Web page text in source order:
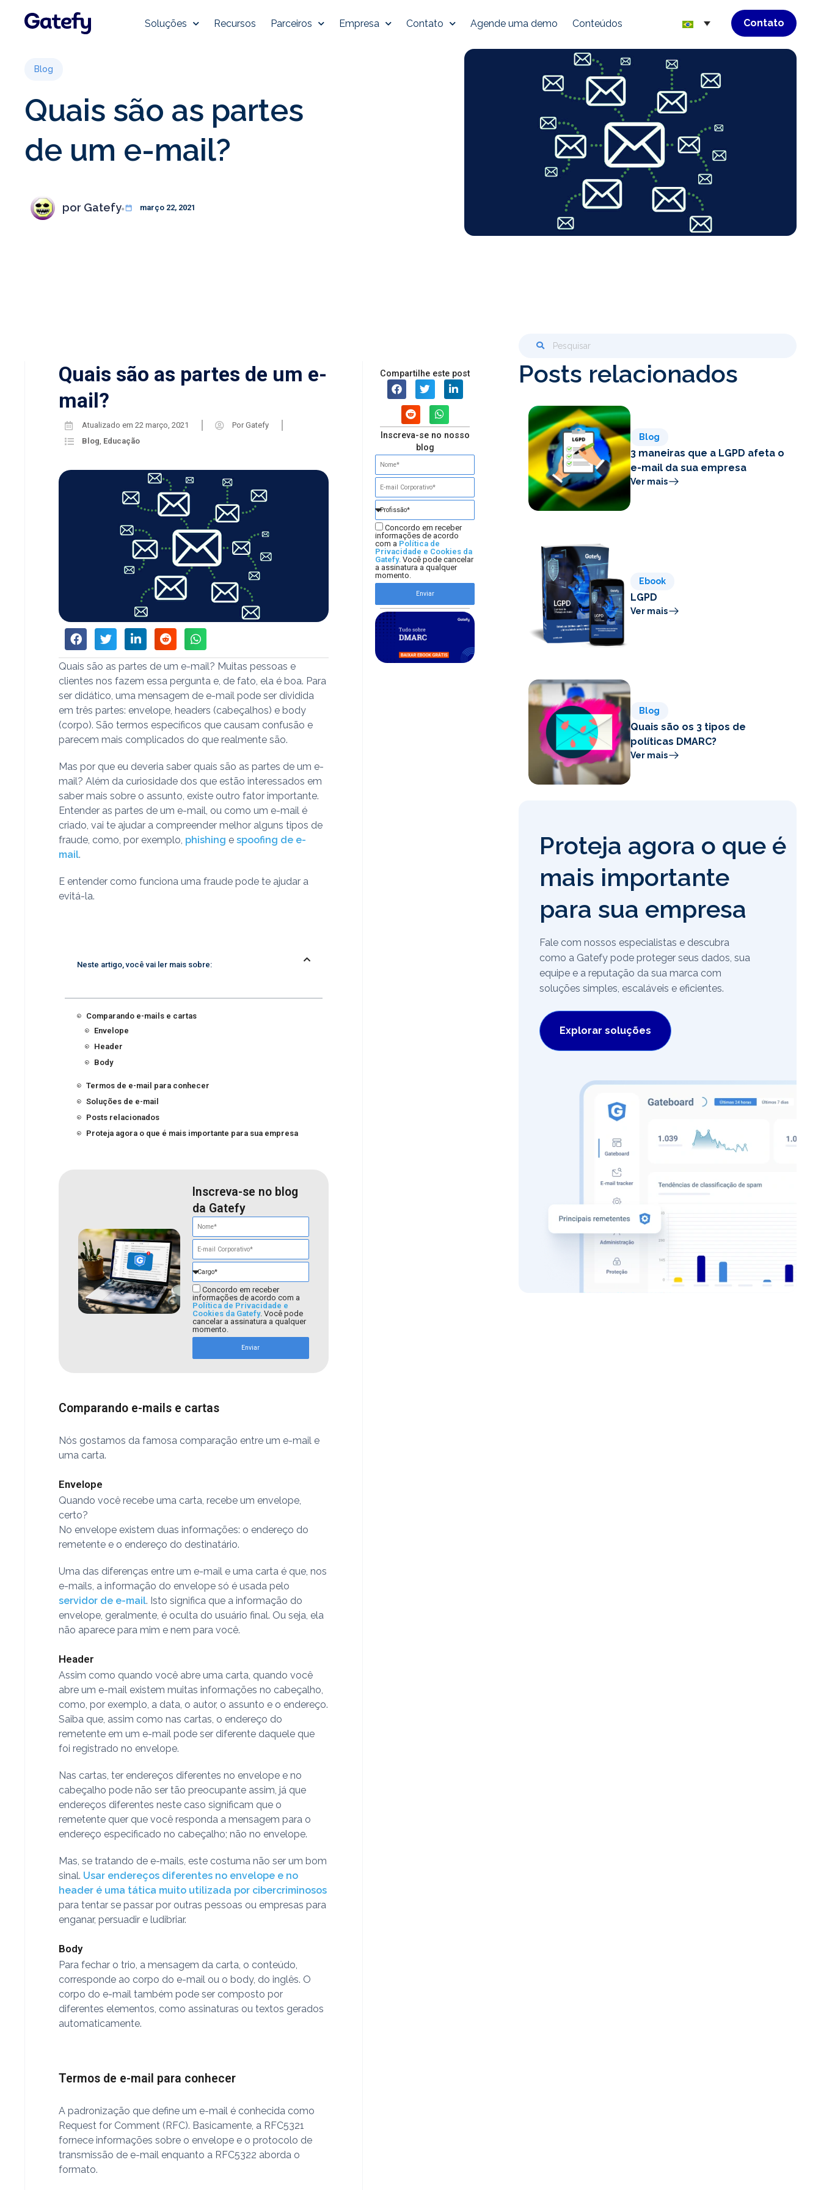
Soluções Recursos Parceiros Empresa Contato Agende uma demo Conteúdos Contato
Blog
Quais são as partes
de um e-mail?
por Gatefy março 22, 2021
Quais são as partes de um e-
mail?
Atualizado em 22 março, 2021 PorGatefy
Blog, Educação
Quais são as partes de um e-mail? Muitas pessoas e
clientes nos fazem essa pergunta e, de fato, ela é boa. Para
ser didático, uma mensagem de e-mail pode ser dividida
em três partes: envelope, headers (cabeçalhos) e body
(corpo). São termos específicos que causam confusão e
parecem mais complicados do que realmente são.
Mas por que eu deveria saber quais são as partes de um e-
mail? Além da curiosidade dos que estão interessados em
saber mais sobre o assunto, existe outro fator importante.
Entender as partes de um e-mail, ou como um e-mail é
criado, vai te ajudar a compreender melhor alguns tipos de
fraude, como, por exemplo, phishing espoofing de e-
mail.
E entender como funciona uma fraude pode te ajudar a
evitá-la.
Neste artigo, você vai ler mais sobre:
Comparando e-mails e cartas
Envelope
Header
Body
Termos de e-mail para conhecer
Soluções de e-mail
Posts relacionados
Proteja agora o que é mais importante para sua empresa
Inscreva-se no blog
da Gatefy
Concordo em receber
informações de acordo com a
Política de Privacidade e
Cookies da Gatefy. Você pode
cancelar a assinatura a qualquer
momento.
Enviar
Comparando e-mails e cartas
Nós gostamos da famosa comparação entre um e-mail e
uma carta.
Envelope
Quando você recebe uma carta, recebe um envelope,
certo?
No envelope existem duas informações: o endereço do
remetente e o endereço do destinatário.
Uma das diferenças entre um e-mail e uma carta é que, nos
e-mails, a informação do envelope só é usada pelo
servidor de e-mail. Isto significa que a informação do
envelope, geralmente, é oculta do usuário final. Ou seja, ela
não aparece para mim e nem para você.
Header
Assim como quando você abre uma carta, quando você
abre um e-mail existem muitas informações no cabeçalho,
como, por exemplo, a data, o autor, o assunto e o endereço.
Saiba que, assim como nas cartas, o endereço do
remetente em um e-mail pode ser diferente daquele que
foi registrado no envelope.
Nas cartas, ter endereços diferentes no envelope e no
cabeçalho pode não ser tão preocupante assim, já que
endereços diferentes neste caso significam que o
remetente quer que você responda a mensagem para o
endereço especificado no cabeçalho; não no envelope.
Mas, se tratando de e-mails, este costuma não ser um bom
sinal. Usar endereços diferentes no envelope e no
header é uma tática muito utilizada por cibercriminosos
para tentar se passar por outras pessoas ou empresas para
enganar, persuadir e ludibriar.
Body
Para fechar o trio, a mensagem da carta, o conteúdo,
corresponde ao corpo do e-mail ou o body, do inglês. O
corpo do e-mail também pode ser composto por
diferentes elementos, como assinaturas ou textos gerados
automaticamente.
Termos de e-mail para conhecer
A padronização que define um e-mail é conhecida como
Request for Comment (RFC). Basicamente, a RFC5321
fornece informações sobre o envelope e o protocolo de
transmissão de e-mail enquanto a RFC5322 aborda o
formato.
Compartilhe este post
Inscreva-se no nosso
blog
Concordo em receber
informações de acordo
com a Política de
Privacidade e Cookies da
Gatefy. Você pode cancelar
a assinatura a qualquer
momento.
Enviar
Posts relacionados
Blog
3 maneiras que a LGPD afeta o
e-mail da sua empresa
Ver mais
Ebook
LGPD
Ver mais
Blog
Quais são os 3 tipos de
políticas DMARC?
Ver mais
Proteja agora o que é
mais importante
para sua empresa
Fale com nossos especialistas e descubra
como a Gatefy pode proteger seus dados, sua
equipe e a reputação da sua marca com
soluções simples, escaláveis e eficientes.
Explorar soluções